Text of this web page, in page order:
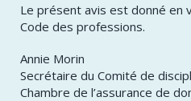
Le présent avis est donné en
Code des professions.
Annie Morin
Secrétaire du Comité de
Chambre de l’assurance de